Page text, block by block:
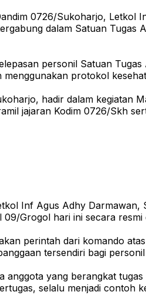
0726/Sukoharjo, Letkol
dalam Satuan Tugas
personil Satuan
menggunakan protokol
hadir dalam kegiatan
jajaran Kodim 0726/Skh
Inf Agus Adhy
09/Grogol hari ini secara
perintah dari komando
tersendiri bagi
anggota yang berangkat
selalu menjadi contoh